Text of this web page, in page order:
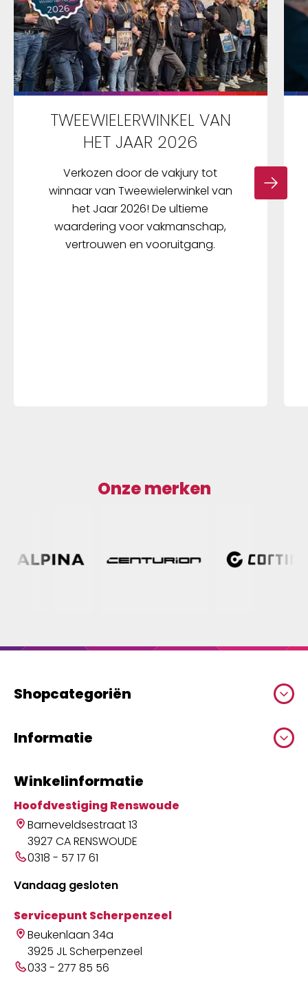
TWEEWIELERWINKEL VAN
HET JAAR 2026
Verkozen door de vakjury tot
winnaar van Tweewielerwinkel van
het Jaar 2026! De ultieme
waardering voor vakmanschap,
vertrouwen en vooruitgang.
Onze merken
Shopcategoriën
Informatie
Winkelinformatie
Hoofdvestiging Renswoude
Barneveldsestraat 13
3927 CA RENSWOUDE
0318 - 57 17 61
Vandaag gesloten
Servicepunt Scherpenzeel
Beukenlaan 34a
3925 JL Scherpenzeel
033 - 277 85 56